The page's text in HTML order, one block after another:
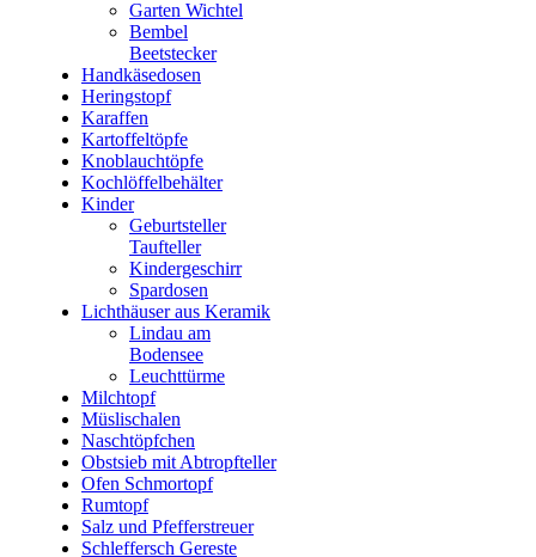
Garten Wichtel
Bembel
Beetstecker
Handkäsedosen
Heringstopf
Karaffen
Kartoffeltöpfe
Knoblauchtöpfe
Kochlöffelbehälter
Kinder
Geburtsteller
Taufteller
Kindergeschirr
Spardosen
Lichthäuser aus Keramik
Lindau am
Bodensee
Leuchttürme
Milchtopf
Müslischalen
Naschtöpfchen
Obstsieb mit Abtropfteller
Ofen Schmortopf
Rumtopf
Salz und Pfefferstreuer
Schleffersch Gereste